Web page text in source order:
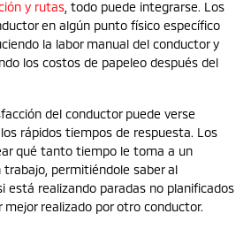
y rutas , todo puede integrarse. Los
en algún punto físico específico
la labor manual del conductor y
los costos de papeleo después del
del conductor puede verse
rápidos tiempos de respuesta. Los
qué tanto tiempo le toma a un
permitiéndole saber al
está realizando paradas no planificados
realizado por otro conductor.